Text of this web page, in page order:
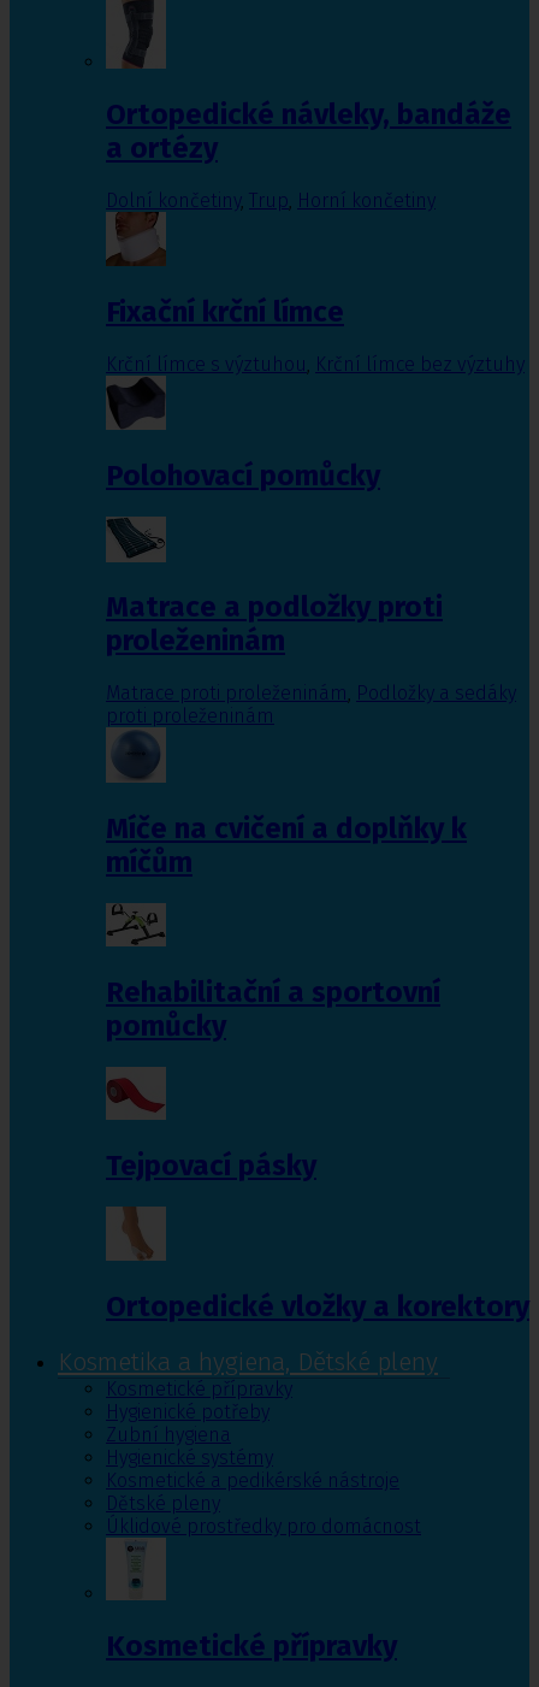
Ortopedické návleky, bandáže
a ortézy
Dolní končetiny, Trup, Horní končetiny
Fixační krční límce
Krční límce s výztuhou Krční límce bez výztuhy
Polohovací pomůcky
Matrace a podložky proti
proleženinám
Matrace proti proleženinám, Podložky a sedáky
proti proleženinám
Míče na cvičení a doplňky k
míčům
Rehabilitační a sportovní
pomůcky
Tejpovací pásky
Ortopedické vložky a korektory
Kosmetika a hygiena, Dětské pleny
Kosmetické přípravky
Hygienické potřeby
Zubní hygiena
Hygienické systémy
Kosmetické a pedikérské nástroje
Dětské pleny
Úklidové prostředky pro domácnost
Kosmetické přípravky